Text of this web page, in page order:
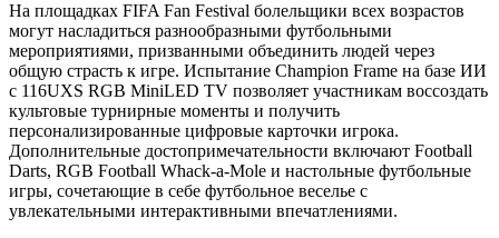
На площадках FIFA Fan Festival болельщики всех возрастов
могут насладиться разнообразными футбольными
мероприятиями, призванными объединить людей через
общую страсть к игре. Испытание Champion Frame на базе ИИ
с 116UXS RGB MiniLED TV позволяет участникам воссоздать
культовые турнирные моменты и получить
персонализированные цифровые карточки игрока.
Дополнительные достопримечательности включают Football
Darts, RGB Football Whack-a-Mole и настольные футбольные
игры, сочетающие в себе футбольное веселье с
увлекательными интерактивными впечатлениями.